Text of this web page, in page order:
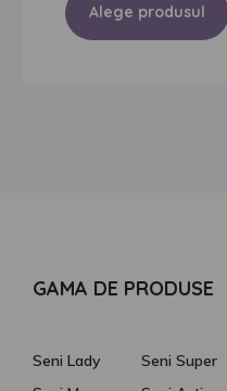
Descopera produsele
Alege produsul
GAMA DE PRODUSE
Seni Lady
Seni Super